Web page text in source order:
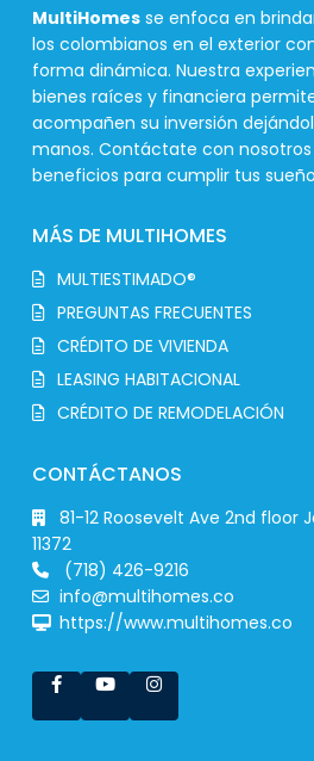
MultiHomes se enfoca en
los colombianos en el exterior
forma dinámica. Nuestra
bienes raíces y financiera
acompañen su inversión
manos. Contáctate con
beneficios para cumplir tus
MÁS DE MULTIHOMES
MULTIESTIMADO®
PREGUNTAS FRECUENTES
CRÉDITO DE VIVIENDA
LEASING HABITACIONAL
CRÉDITO DE REMODELACIÓN
CONTÁCTANOS
81-12 Roosevelt Ave 2nd floor
11372
(718) 426-9216
info@multihomes.co
https://www.multihomes.co